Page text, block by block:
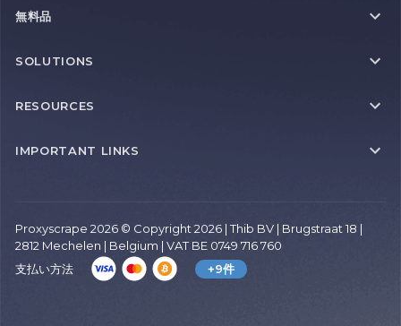
無料品
SOLUTIONS
RESOURCES
IMPORTANT LINKS
Proxyscrape 2026 © Copyright 2026 | Thib BV | Brugstraat 18 |
2812 Mechelen | Belgium | VAT BE 0749 716 760
支払い方法
+9件